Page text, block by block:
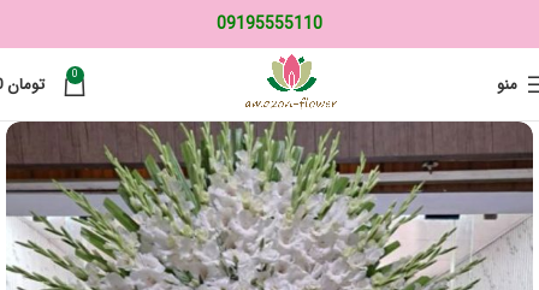
09195555110
منو 0 تومان0